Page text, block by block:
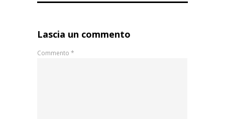
Lascia un commento
Commento *